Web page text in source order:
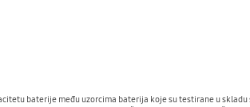
baterije među uzorcima baterija koje su testirane u skladu